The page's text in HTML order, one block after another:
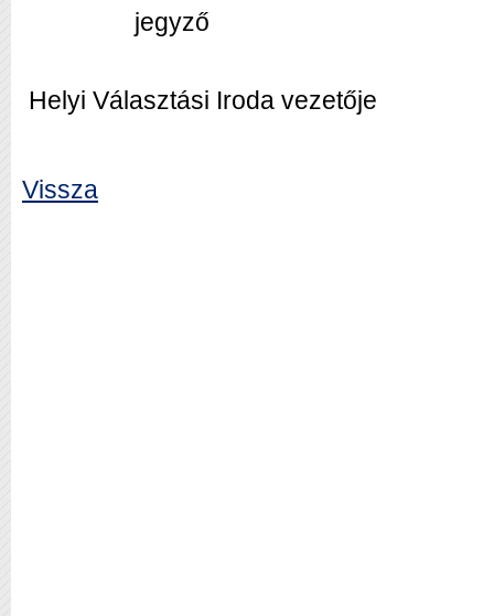
jegyző
Helyi Választási Iroda vezetője
Vissza